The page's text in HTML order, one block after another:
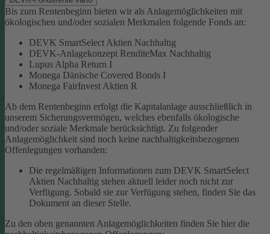
Bis zum Rentenbeginn bieten wir als Anlagemöglichkeiten mit
ökologischen und/oder sozialen Merkmalen folgende Fonds an:
DEVK SmartSelect Aktien Nachhaltig
DEVK-Anlagekonzept RenditeMax Nachhaltig
Lupus Alpha Return I
Monega Dänische Covered Bonds I
Monega FairInvest Aktien R
Ab dem Rentenbeginn erfolgt die Kapitalanlage ausschließlich in
unserem Sicherungsvermögen, welches ebenfalls ökologische
und/oder soziale Merkmale berücksichtigt. Zu folgender
Anlagemöglichkeit sind noch keine nachhaltigkeitsbezogenen
Offenlegungen vorhanden:
Die regelmäßigen Informationen zum DEVK SmartSelect
Aktien Nachhaltig stehen aktuell leider noch nicht zur
Verfügung. Sobald sie zur Verfügung stehen, finden Sie das
Dokument an dieser Stelle.
Zu den oben genannten Anlagemöglichkeiten finden Sie hier die